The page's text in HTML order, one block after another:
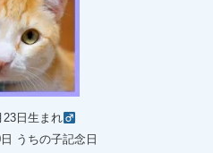
23日生まれ
うちの子記念日